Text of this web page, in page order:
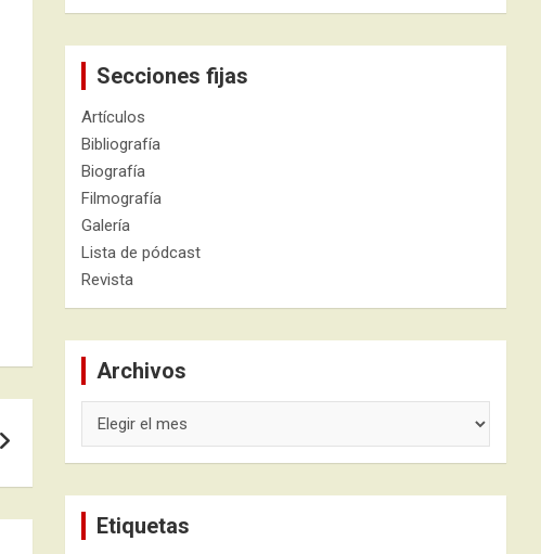
Secciones fijas
Artículos
Bibliografía
Biografía
Filmografía
Galería
Lista de pódcast
Revista
Archivos
Etiquetas